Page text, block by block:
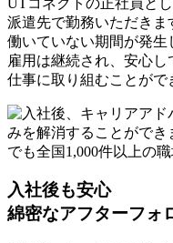
派遣先で勤務いただきま
働いていない期間が発生
雇用は継続され、安心し
仕事に取り組むことがで
入社後も安心
綿密なアフターフォ